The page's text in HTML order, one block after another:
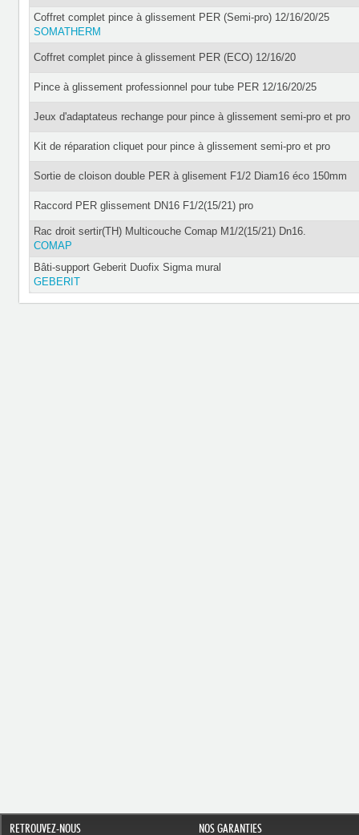
Coffret complet pince à glissement PER (Semi-pro) 12/16/20/25
SOMATHERM
Coffret complet pince à glissement PER (ECO) 12/16/20
Pince à glissement professionnel pour tube PER 12/16/20/25
Jeux d'adaptateus rechange pour pince à glissement semi-pro et pro
Kit de réparation cliquet pour pince à glissement semi-pro et pro
Sortie de cloison double PER à glisement F1/2 Diam16 éco 150mm
Raccord PER glissement DN16 F1/2(15/21) pro
Rac droit sertir(TH) Multicouche Comap M1/2(15/21) Dn16.
COMAP
Bâti-support Geberit Duofix Sigma mural
GEBERIT
RETROUVEZ-NOUS NOS GARANTIES